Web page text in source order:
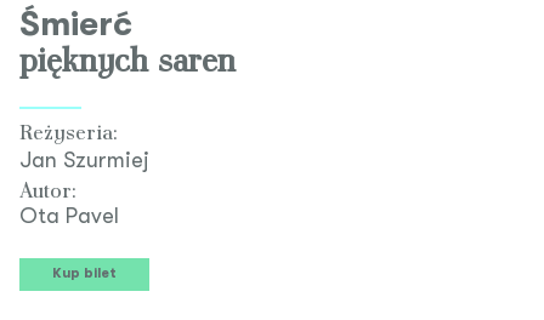
Śmierć
pięknych saren
Reżyseria:
Jan Szurmiej
Autor:
Ota Pavel
Kup bilet